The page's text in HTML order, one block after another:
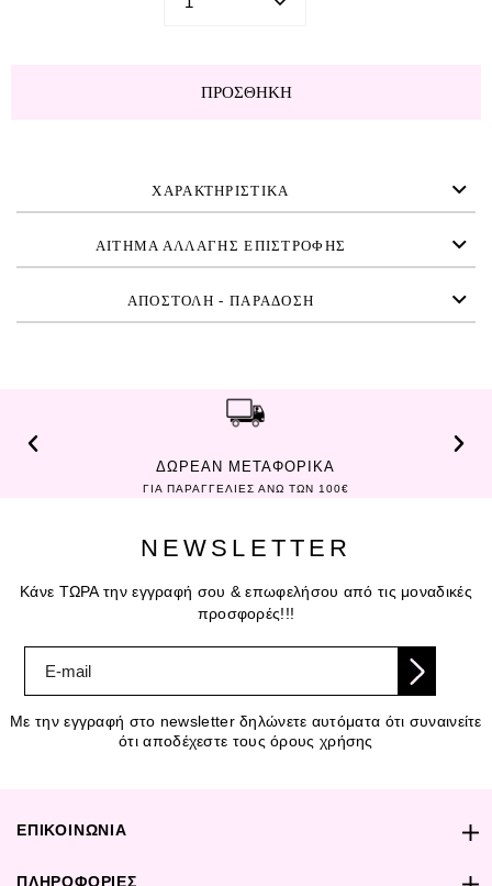
ΠΡΟΣΘΉΚΗ
ΧΑΡΑΚΤΗΡΙΣΤΙΚΑ
ΑΙΤΗΜΑ ΑΛΛΑΓΗΣ ΕΠΙΣΤΡΟΦΗΣ
ΑΠΟΣΤΟΛΗ - ΠΑΡΑΔΟΣΗ
ΔΩΡΕΑΝ ΜΕΤΑΦΟΡΙΚΑ
ΓΙΑ ΠΑΡΑΓΓΕΛΙΕΣ ΑΝΩ ΤΩΝ 100€
NEWSLETTER
Κάνε ΤΩΡΑ την εγγραφή σου & επωφελήσου από τις μοναδικές
προσφορές!!!
Με την εγγραφή στο newsletter δηλώνετε αυτόματα ότι συναινείτε
ότι αποδέχεστε τους όρους χρήσης
ΕΠΙΚΟΙΝΩΝΙΑ
ΠΛΗΡΟΦΟΡΙΕΣ